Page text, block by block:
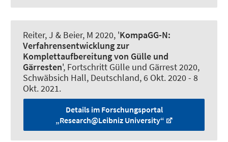
Reiter, J & Beier, M 2020, 'KompaGG-N:
Verfahrensentwicklung zur
Komplettaufbereitung von Gülle und
Gärresten', Fortschritt Gülle und Gärrest 2020,
Schwäbsich Hall, Deutschland, 6 Okt. 2020- 8
Okt. 2021.
Details im Forschungsportal
„Research@Leibniz University“